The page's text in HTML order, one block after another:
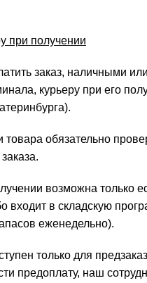
при получении
заказ, наличными
курьеру при его
товара обязательно
возможна только
входит в складскую
еженедельно).
только для
предоплату, наш